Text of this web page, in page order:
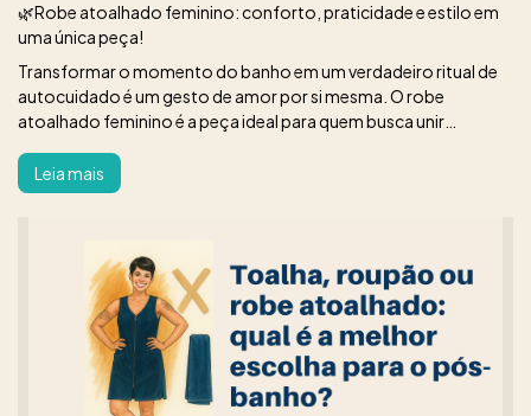
🌿Robe atoalhado feminino: conforto, praticidade e estilo em
uma única peça!
Transformar o momento do banho em um verdadeiro ritual de
autocuidado é um gesto de amor por si mesma. O robe
atoalhado feminino é a peça ideal para quem busca unir
Alma, cada detalhe é pe
Leia mais